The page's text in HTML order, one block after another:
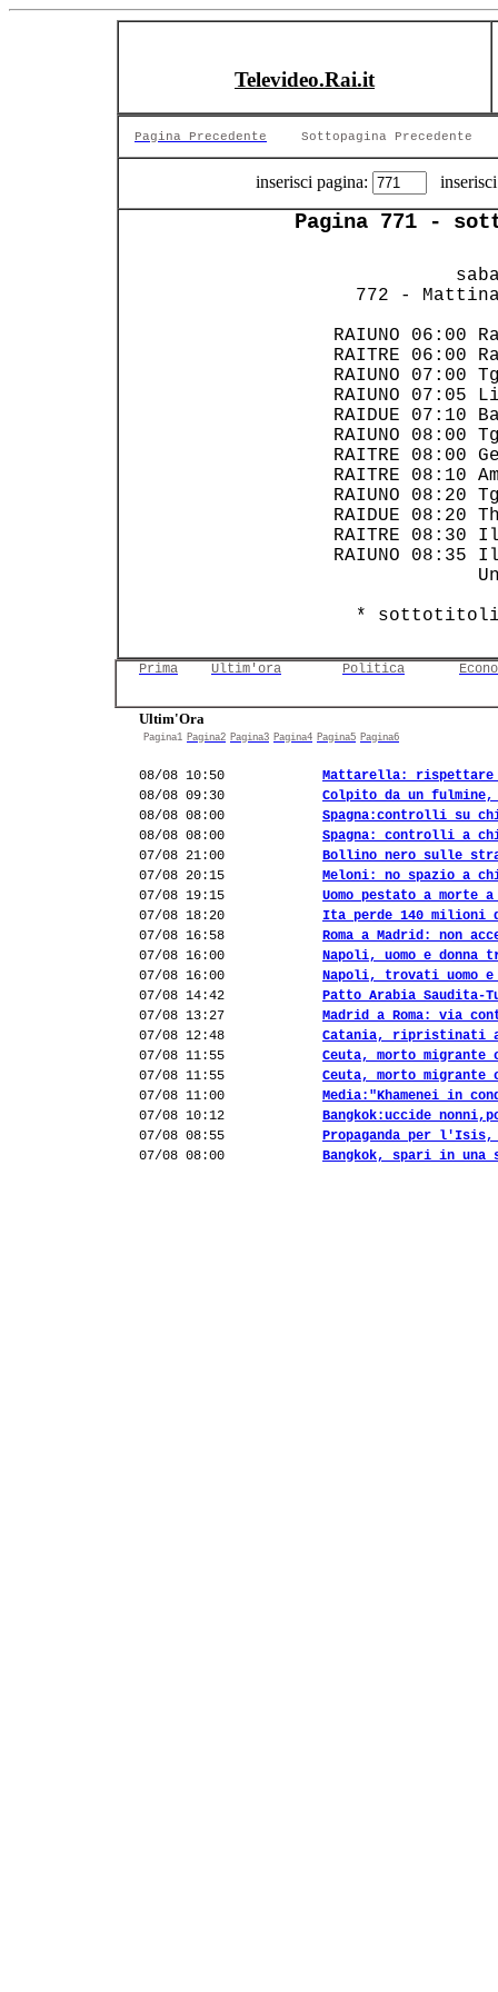
Televideo.Rai.it
Pagina Precedente Sottopagina Precedente
inserisci pagina:
Pagina 771 -
772
RAIUNO
RAITRE
RAIUNO
RAIDUE
RAITRE
RAITRE
RAIUNO
RAIDUE
RAITRE
RAIUNO
*
Prima Ultim'ora Politica
Ultim'Ora
Pagina1 Pagina2 Pagina3 Pagina4 Pagina5 Pagina6
08/08 10:50
Mattarella:
08/08 09:30
Colpito da un fulmine,
08/08 08:00
Spagna:controlli su
08/08 08:00
Spagna: controlli a
07/08 21:00
Bollino nero sulle
07/08 20:15
Meloni: no spazio a
07/08 19:15
Uomo pestato a morte
07/08 18:20
Ita perde 140 milioni
07/08 16:58
Roma a Madrid: non
07/08 16:00
Napoli, uomo e donna
07/08 16:00
Napoli, trovati uomo e
07/08 14:42
Patto Arabia Saudita-
07/08 13:27
Madrid a Roma: via
07/08 12:48
Catania, ripristinati
07/08 11:55
Ceuta, morto migrante
07/08 11:55
Ceuta, morto migrante
07/08 11:00
Media:"Khamenei in
07/08 10:12
Bangkok:uccide
07/08 08:55
Propaganda per l'Isis,
07/08 08:00
Bangkok, spari in